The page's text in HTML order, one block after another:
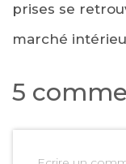
prises se
marché
5